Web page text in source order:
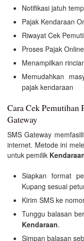
Notifikasi jatuh
Pajak Kendaraan
Riwayat Cek
Proses Pajak
Menampilkan
Memudahkan
pajak kendaraan
Cara Cek Pemutihan
Gateway
SMS Gateway
internet. Metode ini
untuk pemilik
Siapkan format
Kupang sesuai
Kirim SMS ke
Tunggu balasan
Kendaraan.
Simpan balasan